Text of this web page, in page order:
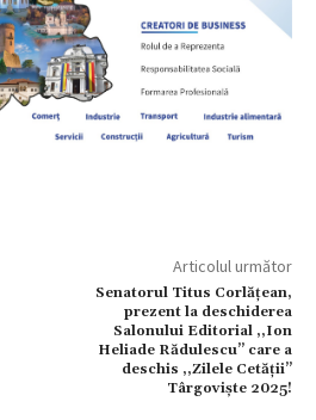
Articolul următor
Senatorul Titus Corlățean,
prezent la deschiderea
Salonului Editorial ,,Ion
Heliade Rădulescu’’ care a
deschis ,,Zilele Cetății’’
Târgoviște 2025!